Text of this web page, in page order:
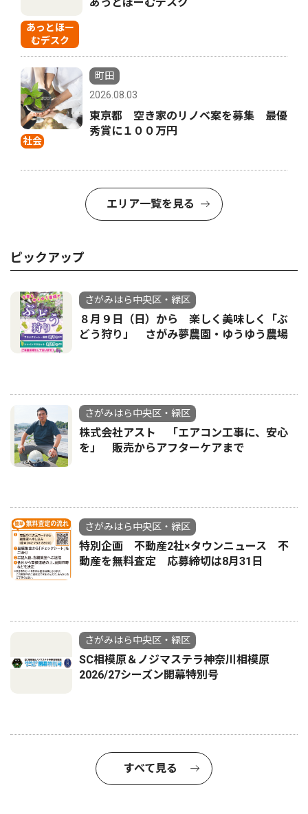
あっとほー
むデスク
社会
町田
2026.08.03
東京都 空き家のリノベ案を募集 最優
秀賞に１００万円
エリア一覧を見る
ピックアップ
さがみはら中央区・緑区
８月９日（日）から 楽しく美味しく「ぶ
どう狩り」 さがみ夢農園・ゆうゆう農場
さがみはら中央区・緑区
株式会社アスト 「エアコン工事に、安心
を」 販売からアフターケアまで
さがみはら中央区・緑区
特別企画 不動産2社×タウンニュース 不
動産を無料査定 応募締切は8月31日
さがみはら中央区・緑区
SC相模原＆ノジマステラ神奈川相模原
2026/27シーズン開幕特別号
すべて見る